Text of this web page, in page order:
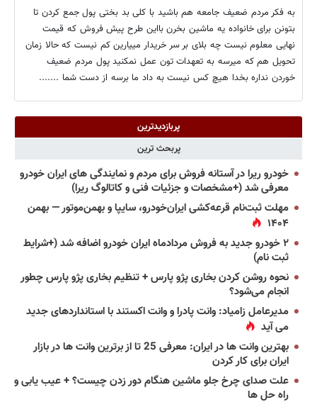
به فکر مردم ضعیف جامعه هم باشید با کلی بد بختی پول جمع کردن تا
بتونن برای خانواده یه ماشین بخرن بااین طرح پیش فروش که قیمت
نهایی معلوم نیست چه بلای بر سر خریدار مییارین کم نیست که حالا زمان
تحویل هم که میرسه به تعهدات تون عمل نمکنید پول مردم ضعیف
خوردن نداره بخدا هیچ کس نیست به داد ما برسه از دست شما .......
پربازدیدترین
پربحث ترین
خودرو ریرا در آستانه فروش برای مردم و نمایندگی های ایران خودرو
معرفی شد (+مشخصات و جزئیات فنی و کاتالوگ ریرا)
مهلت ثبت‌نام قرعه‌کشی ایران‌خودرو، سایپا و بهمن‌موتور — بهمن
۱۴۰۴
۲ خودرو جدید به فروش مردادماه ایران خودرو اضافه شد (+شرایط
ثبت نام)
نحوه روشن کردن بخاری پژو پارس + تنظیم بخاری پژو پارس چطور
انجام می‌شود؟
مدیرعامل زامیاد: وانت پادرا و وانت اکستند با استانداردهای جدید
می آید
بهترین وانت ها در ایران: معرفی 25 تا از برترین وانت ها در بازار
ایران برای کار کردن
علت صدای چرخ جلو ماشین هنگام دور زدن چیست؟ + عیب یابی و
راه حل ها